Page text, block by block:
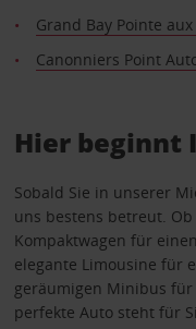
Grand Bay Pointe
Canonniers Point
Hier beginnt
Sobald Sie in unserer
uns bestens betreut.
Kompaktwagen für
elegante Limousine für
geräumigen Minibus
perfekte Auto steht für